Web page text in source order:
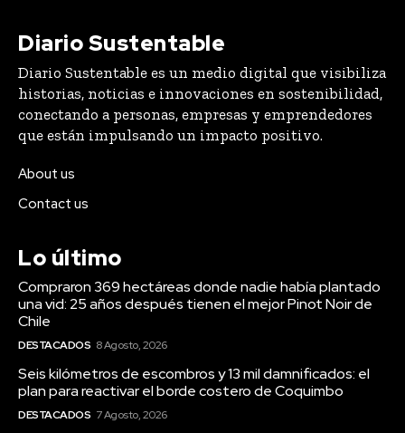
Diario Sustentable
Diario Sustentable es un medio digital que visibiliza
historias, noticias e innovaciones en sostenibilidad,
conectando a personas, empresas y emprendedores
que están impulsando un impacto positivo.
About us
Contact us
Lo último
Compraron 369 hectáreas donde nadie había plantado
una vid: 25 años después tienen el mejor Pinot Noir de
Chile
DESTACADOS 8 Agosto, 2026
Seis kilómetros de escombros y 13 mil damnificados: el
plan para reactivar el borde costero de Coquimbo
DESTACADOS 7 Agosto, 2026